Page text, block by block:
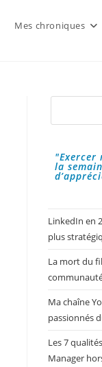
Mes chroniques
"Exercer
la
LinkedIn en
plus
La mort du
Ma chaîne
passionnés
Les 7
Manager